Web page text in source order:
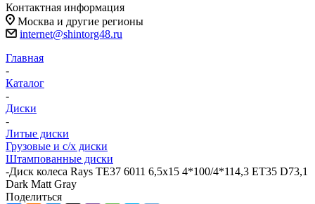
Контактная информация
Москва и другие регионы
internet@shintorg48.ru
Главная
-
Каталог
-
Диски
-
Литые диски
Грузовые и с/х диски
Штампованные диски
-Диск колеса Rays TE37 6011 6,5x15 4*100/4*114,3 ET35 D73,1
Dark Matt Gray
Поделиться